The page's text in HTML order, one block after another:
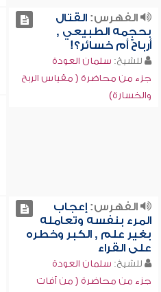
الفهرس:القتال
بحجمه الطبيعي ,
أرباحٌ أم خسائر؟!
للشيخ: سلمان العودة
جزء من محاضرة ( مقياس الربح
والخسارة)
الفهرس:إعجاب
المرء بنفسه وتعامله
بغير علم , الكبر وخطره
على القراء
للشيخ: سلمان العودة
جزء من محاضرة ( من آفات